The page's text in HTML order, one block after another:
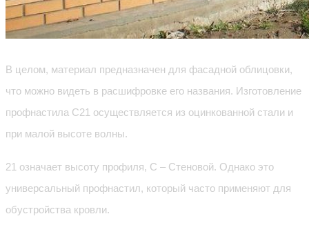
В целом, материал предназначен для фасадной облицовки,
что можно видеть в расшифровке его названия. Изготовление
профнастила С21 осуществляется из оцинкованной стали и
при малой высоте волны.
21 означает высоту профиля, C – Стеновой. Однако это
универсальный профнастил, который часто применяют для
обустройства кровли.